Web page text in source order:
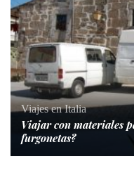
Viajes en Italia
Viajar con materiales
furgonetas?